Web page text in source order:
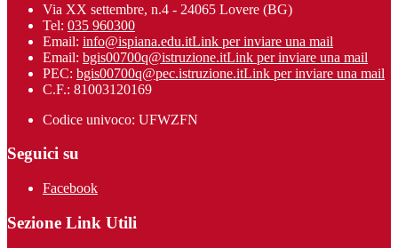
Via XX settembre, n.4 - 24065 Lovere (BG)
Tel: 035 960300
Email: info@ispiana.edu.itLink per inviare una mail
Email: bgis00700q@istruzione.itLink per inviare una mail
PEC: bgis00700q@pec.istruzione.itLink per inviare una mail
C.F.: 81003120169
Codice univoco: UFWZFN
Seguici su
Facebook
Sezione Link Utili